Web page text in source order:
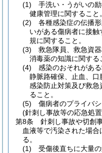
(1)
手洗い・うがいの
健康管理に関すること。
(2)
各種感染症の伝播
いがある傷病者に接
規に関すること。
(3)
救急隊員、救急資
消毒薬の知識に関する
(4)
感染のおそれがあ
静脈路確保、止血、
感染防止対策及び救
ること。
(5)
傷病者のプライバ
(針刺し事故等の応急処
第8条
針刺し事故や切創
血液等で汚染された場
る。
(1)
受傷後直ちに大量